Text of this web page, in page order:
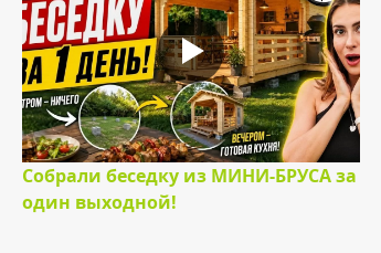
Собрали беседку из МИНИ-БРУСА за
один выходной!